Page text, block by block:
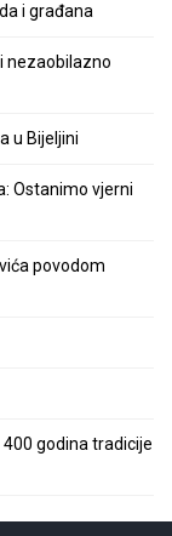
i građana
nezaobilazno
u Bijeljini
Ostanimo vjerni
povodom
godina tradicije